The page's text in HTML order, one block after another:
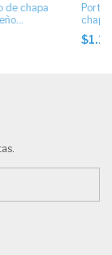
de chapa